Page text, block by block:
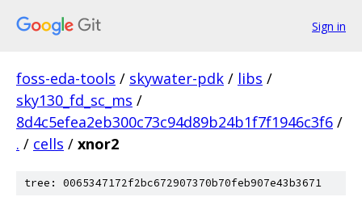
Sign in
foss-eda-tools / skywater-pdk / libs /
sky130_fd_sc_ms /
8d4c5efea2eb300c73c94d89b24b1f7f1946c3f6 /
. / cells / xnor2
tree: 0065347172f2bc672907370b70feb907e43b3671